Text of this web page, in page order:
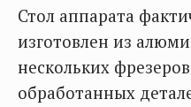
Стол аппарата
изготовлен из
нескольких
обработанных